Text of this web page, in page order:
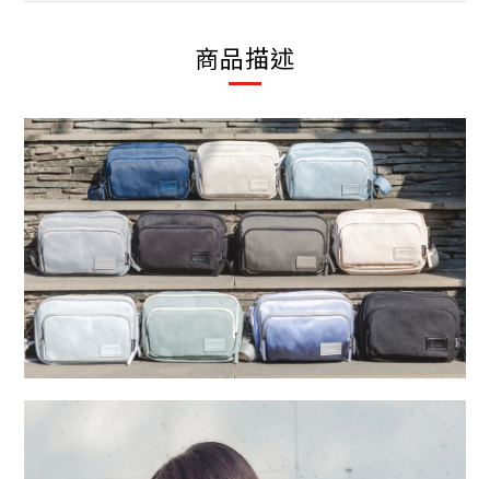
商品描述